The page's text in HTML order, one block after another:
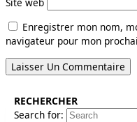
Enregistrer mon nom,
navigateur pour mon
RECHERCHER
Search for: